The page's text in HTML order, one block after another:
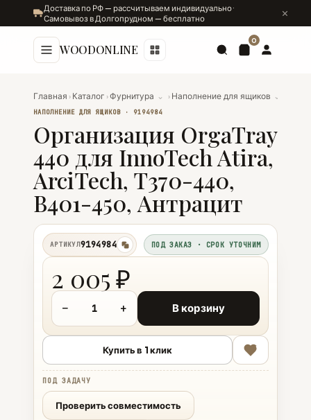
Доставка по РФ — рассчитываем индивидуально ·
Самовывоз в Долгопрудном — бесплатно
WOODONLINE
0
Главная › Каталог ›Фурнитура ⌄ › Наполнение для ящиков ⌄
НАПОЛНЕНИЕ ДЛЯ ЯЩИКОВ · 9194984
Организация OrgaTray
440 для InnoTech Atira,
ArciTech, T370-440,
B401-450, Антрацит
АРТИКУЛ9194984
копировать
ПОД ЗАКАЗ · СРОК УТОЧНИМ
2 005 ₽
− + В корзину
Купить в 1 клик
ПОД ЗАДАЧУ
Проверить совместимость